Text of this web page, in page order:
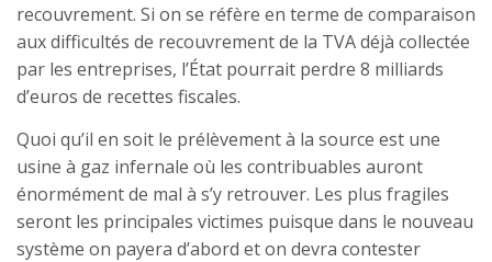
recouvrement. Si on se réfère en terme de comparaison
aux difficultés de recouvrement de la TVA déjà collectée
par les entreprises, l’État pourrait perdre 8 milliards
d’euros de recettes fiscales.
Quoi qu’il en soit le prélèvement à la source est une
usine à gaz infernale où les contribuables auront
énormément de mal à s’y retrouver. Les plus fragiles
seront les principales victimes puisque dans le nouveau
système on payera d’abord et on devra contester